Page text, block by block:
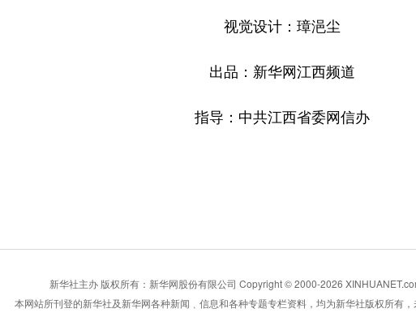
视觉设计：璋浥尘
出品：新华网江西频道
指导：中共江西省委网信办
新华社主办 版权所有：新华网股份有限公司 Copyright © 2000-2026
本网站所刊登的新华社及新华网各种新闻﹑信息和各种专题专栏资料，均为新华社版权所有，